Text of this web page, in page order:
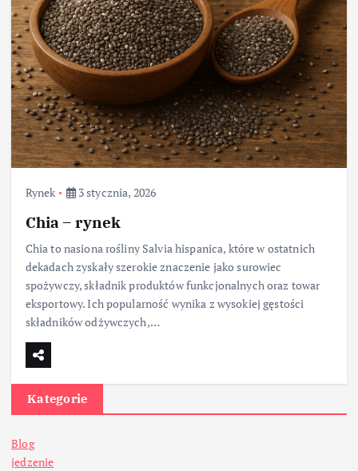
Rynek 3 stycznia, 2026
Chia – rynek
Chia to nasiona rośliny Salvia hispanica, które w ostatnich
dekadach zyskały szerokie znaczenie jako surowiec
spożywczy, składnik produktów funkcjonalnych oraz towar
eksportowy. Ich popularność wynika z wysokiej gęstości
składników odżywczych,…
Kategorie
Blog
jedzenie